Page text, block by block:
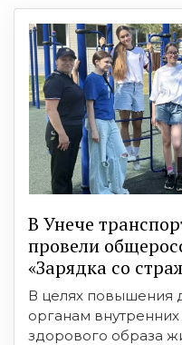
В Унече
провели
«Зарядка со
В целях повышения
органам
здорового образа